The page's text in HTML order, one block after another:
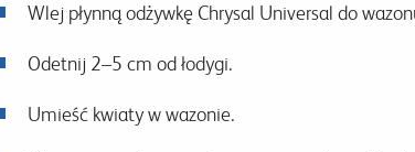
Wlej płynną odżywkę Chrysal Universal do
Odetnij 2–5 cm od łodygi.
Umieść kwiaty w wazonie.